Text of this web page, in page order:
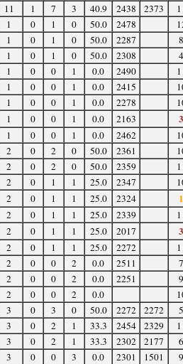
11 1 7 3 40.9 2438 2373
1 0 1 0 50.0 2478
1 0 1 0 50.0 2287
1 0 1 0 50.0 2308
1 0 0 1 0.0 2490
1 0 0 1 0.0 2415
1 0 0 1 0.0 2278
1 0 0 1 0.0 2163
1 0 0 1 0.0 2462
2 0 2 0 50.0 2361
2 0 2 0 50.0 2359
2 0 1 1 25.0 2347
2 0 1 1 25.0 2324
2 0 1 1 25.0 2339
2 0 1 1 25.0 2017
2 0 1 1 25.0 2272
2 0 0 2 0.0 2511
2 0 0 2 0.0 2251
2 0 0 2 0.0
3 0 3 0 50.0 2272 2272
3 0 2 1 33.3 2454 2329
3 0 2 1 33.3 2302 2177
3 0 0 3 0.0 2301 1501